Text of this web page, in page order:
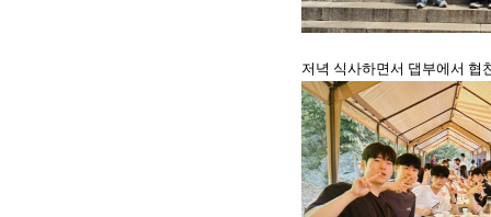
저녁 식사하면서 댑부에서 협